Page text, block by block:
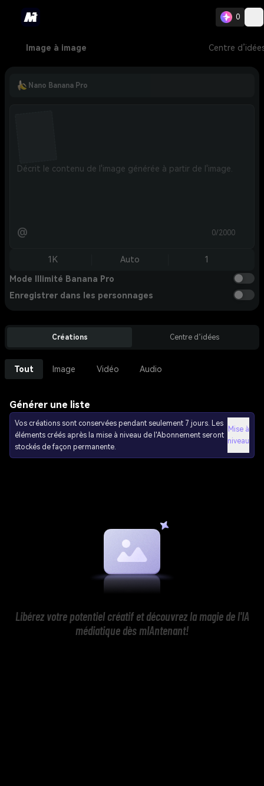
0
Image à image Centre
Nano Banana Pro
@ 0/2000
1K Auto 1
Mode Illimité Banana Pro
Enregistrer dans les personnages
Créations Centre d’idées
Tout Image Vidéo Audio
Générer une liste
Vos créations sont conservées pendant seulement 7 jours. Les
éléments créés après la mise à niveau de l'Abonnement seront
stockés de façon permanente.
Mise à
niveau
Libérez votre potentiel créatif et découvrez la magie de l'IA
médiatique dès mIAntenant!